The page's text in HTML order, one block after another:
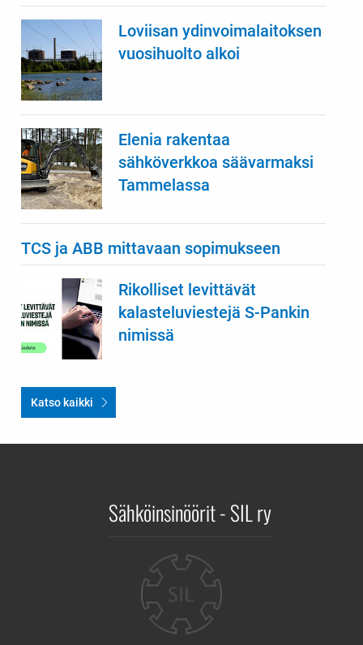
Loviisan ydinvoimalaitoksen
vuosihuolto alkoi
Elenia rakentaa
sähköverkkoa säävarmaksi
Tammelassa
TCS ja ABB mittavaan sopimukseen
Rikolliset levittävät
kalasteluviestejä S-Pankin
nimissä
Katso kaikki
Sähköinsinöörit - SIL ry